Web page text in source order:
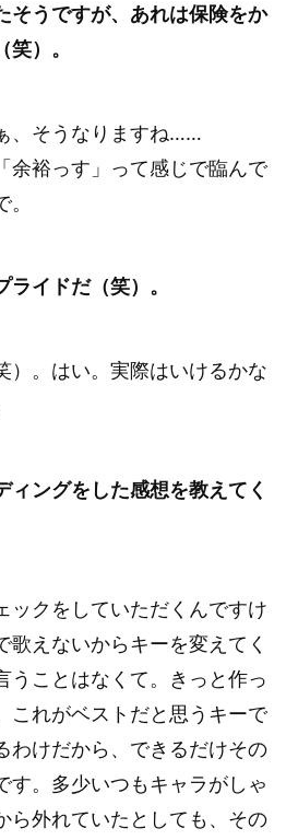
そうですが、あれは保険をか
）。
そうなりますね……
余裕っす」って感じで臨んで
イドだ（笑）。
。はい。実際はいけるかな
ングをした感想を教えてく
クをしていただくんですけ
歌えないからキーを変えてく
うことはなくて。きっと作っ
これがベストだと思うキーで
わけだから、できるだけその
す。多少いつもキャラがしゃ
ら外れていたとしても、その